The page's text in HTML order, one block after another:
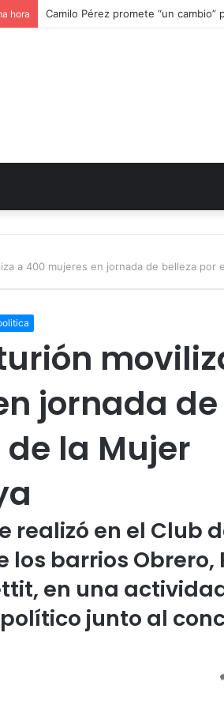
hora Camilo Pérez promete “un cambio”
a 400 mujeres en jornada de belleza por
jornada
de la Mujer
realizó en el Club
los barrios Obrero,
en una
junto al